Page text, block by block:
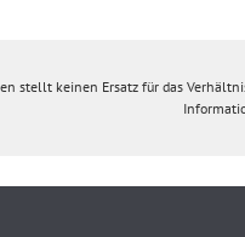
stellt keinen Ersatz für das